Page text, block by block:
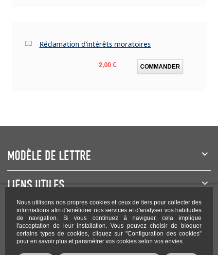
Nous utilisons nos propres cookies et ceux de tiers pour collecter des
informations afin d'améliorer nos services et d'analyser vos habitudes
de navigation. Si vous continuez à naviguer, cela implique
l'acceptation de leur installation. Vous pouvez choisir de bloquer
certains types de cookies, cliquez sur "Configuration des cookies"
pour en savoir plus et paramétrer vos cookies selon vos envies.
Réclamation d'intérêts moratoires
Prix
2,00 € COMMANDER
MODÈLE DE LETTRE
LIENS UTILES
NEWSLETTER